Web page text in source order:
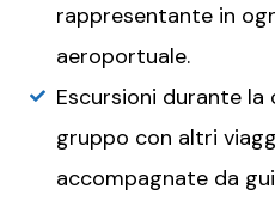
rappresentante in
aeroportuale.
Escursioni durante
gruppo con altri
accompagnate da